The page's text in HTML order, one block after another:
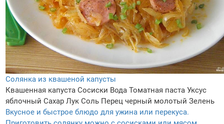
Солянка из квашеной капусты
Квашенная капуста Сосиски Вода Томатная паста Уксус
яблочный Сахар Лук Соль Перец черный молотый Зелень
Вкусное и быстрое блюдо для ужина или перекуса.